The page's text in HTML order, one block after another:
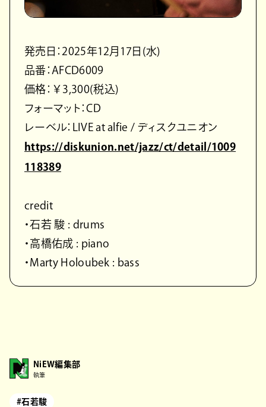
発売日：2025年12月17日(水)
品番：AFCD6009
価格：￥3,300(税込)
フォーマット：CD
レーベル：LIVE at alfie / ディスクユニオン
https://diskunion.net/jazz/ct/detail/1009
118389
credit
・石若 駿 : drums
・高橋佑成 : piano
・Marty Holoubek : bass
NiEW編集部
執筆
#石若駿